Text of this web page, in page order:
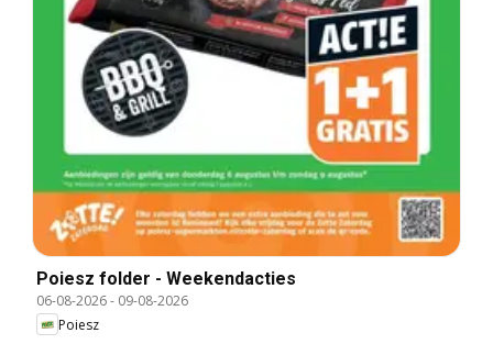
Poiesz folder - Weekendacties
06-08-2026- 09-08-2026
Poiesz